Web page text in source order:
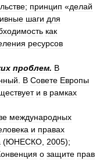
; принцип «делай
шаги для
как
ресурсов
проблем. В
В Совете Европы
и в рамках
международных
и правах
(ЮНЕСКО 2005);
о защите прав